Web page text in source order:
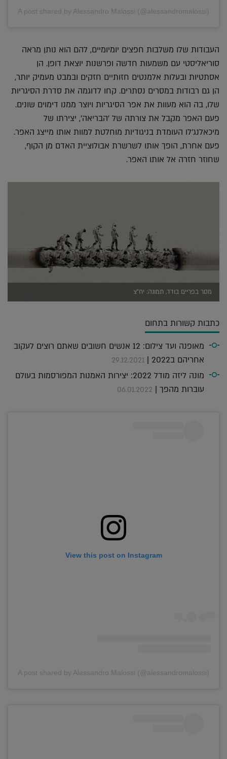
A post shared by Alessandro Malossi (@alessandromalossi)
העבודות שלו משלבות חפצים יומיומיים, להם הוא נותן מראה
סוריאליסטי עם משמעות חדשה ופרשנות יוצאת דופן. הן
אסתטיות ובעלות אלמנטים חזותיים חזקים ובמבט מעמיק יותר,
הן גם רבודות במסרים נסתרים. קחו לדוגמה את סדרת הסיגריות
שלו, בה הוא מעוות את אפר הסיגריות ויוצר ממנו דימוים שונים.
פעם האפר מקבל את צורתה של 'הבריאה', יצירתו של
מיכאלנג'לו העומדת בניגודיות מוחלטת למוות אותו מייצג האפר.
פעם אחרת, הופך אותו לשרשרת אבולוציית האדם מן הקוף,
שחוזר חזרה אל אותו האפר.
מסר בפריים בודד, תמונה: יח"צ
כתבות קשורות בתחום
מאופנה ועד צילום: 12 אנשים חשובים שאתם רוצים לעקוב
אחריהם ב2022 |
29.12.2021
מונה ליזה מודל 2022: יצירות האמנות המפורסמות בעולם
עוברות מהפך | 06.01.2022
View this post on Instagram
A post shared by Alessandro Malossi (@alessandromalossi)